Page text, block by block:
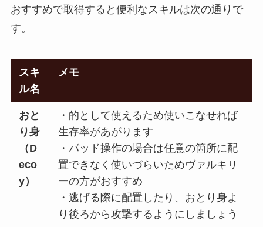
おすすめで取得すると便利なスキルは次の通りで
す。
スキ
ル名
メモ
おと
り身
（D
eco
y）
・的として使えるため使いこなせれば
生存率があがります
・パッド操作の場合は任意の箇所に配
置できなく使いづらいためヴァルキリ
ーの方がおすすめ
・逃げる際に配置したり、おとり身よ
り後ろから攻撃するようにしましょう